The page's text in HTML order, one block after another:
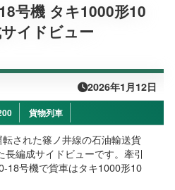
号機 タキ1000形10
イドビュー
2026年1月12日
貨物列車
された篠ノ井線の石油輸送貨
編成サイドビューです。牽引
18号機で貨車はタキ1000形10